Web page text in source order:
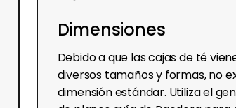
Dimensiones
Debido a que las cajas de té
diversos tamaños y formas, no
dimensión estándar. Utiliza el